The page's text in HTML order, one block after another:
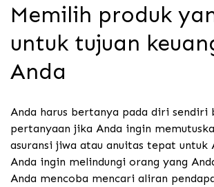
Memilih produk
untuk tujuan
Anda
Anda harus bertanya pada diri sendiri
pertanyaan jika Anda ingin
asuransi jiwa atau anuitas tepat untuk
Anda ingin melindungi orang yang
Anda mencoba mencari aliran